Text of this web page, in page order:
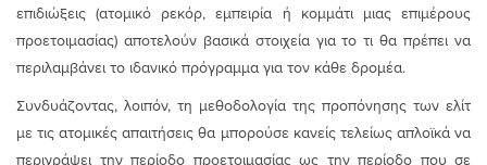
επιδιώξεις (ατομικό ρεκόρ, εμπειρία ή κομμάτι μιας επιμέρους
προετοιμασίας) αποτελούν βασικά στοιχεία για το τι θα πρέπει να
περιλαμβάνει το ιδανικό πρόγραμμα για τον κάθε δρομέα.
Συνδυάζοντας, λοιπόν, τη μεθοδολογία της προπόνησης των ελίτ
με τις ατομικές απαιτήσεις θα μπορούσε κανείς τελείως απλοϊκά να
περιγράψει την περίοδο προετοιμασίας ως την περίοδο που σε